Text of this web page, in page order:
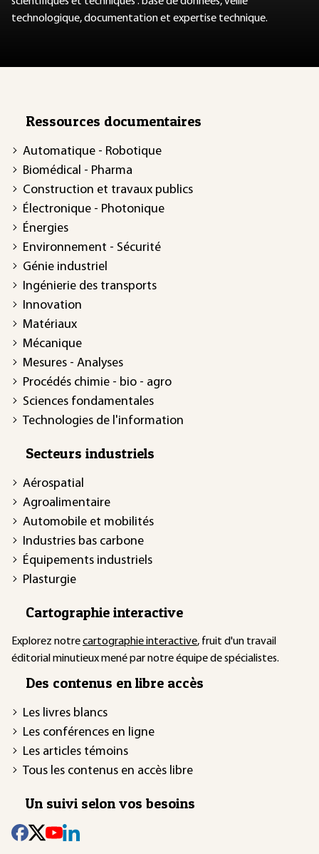
technologique, documentation et expertise technique.
Ressources documentaires
Automatique - Robotique
Biomédical - Pharma
Construction et travaux publics
Électronique - Photonique
Énergies
Environnement - Sécurité
Génie industriel
Ingénierie des transports
Innovation
Matériaux
Mécanique
Mesures - Analyses
Procédés chimie - bio - agro
Sciences fondamentales
Technologies de l'information
Secteurs industriels
Aérospatial
Agroalimentaire
Automobile et mobilités
Industries bas carbone
Équipements industriels
Plasturgie
Cartographie interactive
Explorez notrecartographie interactive, fruit d'un travail
éditorial minutieux mené par notre équipe de spécialistes.
Des contenus en libre accès
Les livres blancs
Les conférences en ligne
Les articles témoins
Tous les contenus en accès libre
Un suivi selon vos besoins